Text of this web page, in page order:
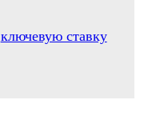
ключевую ставку